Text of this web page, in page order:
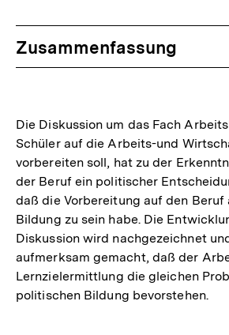
Zusammenfassung
Die Diskussion um das Fach
Schüler auf die Arbeits-und
vorbereiten soll, hat zu der
der Beruf ein politischer
daß die Vorbereitung auf den Beruf
Bildung zu sein habe. Die
Diskussion wird nachgezeichnet
aufmerksam gemacht, daß der
Lernzielermittlung die gleichen
politischen Bildung bevorstehen.